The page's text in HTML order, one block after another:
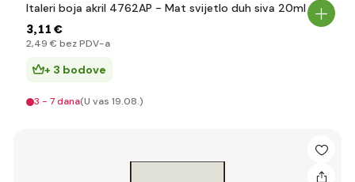
Italeri boja akril 4762AP - Mat svijetlo duh siva 20ml
3,11 €
2,49 € bez PDV-a
+ 3 bodove
3 - 7 dana(U vas 19.08.)